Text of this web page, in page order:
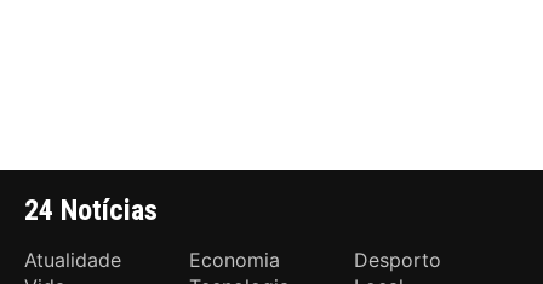
24 Notícias
Atualidade Economia
Desporto